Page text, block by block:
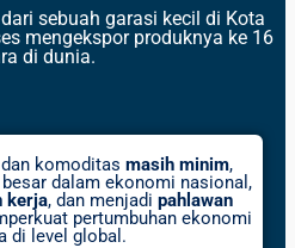
sebuah garasi kecil di Kota
mengekspor produknya ke 16
di dunia.
komoditas masih minim,
dalam ekonomi nasional,
kerja, dan menjadi pahlawan
pertumbuhan ekonomi
di level global.